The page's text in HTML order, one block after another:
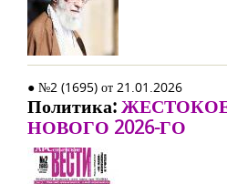
● №2 (1695) от 21.01.2026
Политика:
НОВОГО 2026-ГО